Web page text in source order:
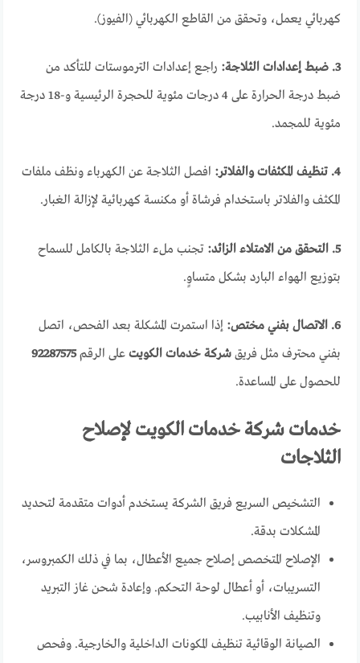
كهربائي يعمل، وتحقق من القاطع الكهربائي (الفيوز).
3. ضبط إعدادات الثلاجة:
راجع إعدادات الترموستات للتأكد من
ضبط درجة الحرارة على 4 درجات مئوية للحجرة الرئيسية و-18 درجة
مئوية للمجمد.
4. تنظيف المكثفات والفلاتر:
افصل الثلاجة عن الكهرباء ونظف ملفات
المكثف والفلاتر باستخدام فرشاة أو مكنسة كهربائية لإزالة الغبار.
5. التحقق من الامتلاء الزائد:
تجنب ملء الثلاجة بالكامل للسماح
بتوزيع الهواء البارد بشكل متساوٍ.
6. الاتصال بفني مختص:
إذا استمرت المشكلة بعد الفحص، اتصل
بفني محترف مثل فريقشركة خدمات الكويت على الرقم92287575
للحصول على المساعدة.
خدمات شركة خدمات الكويت لإصلاح
الثلاجات
التشخيص السريع فريق الشركة يستخدم أدوات متقدمة لتحديد
المشكلات بدقة.
الإصلاح المتخصص إصلاح جميع الأعطال، بما في ذلك الكمبروسر،
التسريبات، أو أعطال لوحة التحكم. وإعادة شحن غاز التبريد
وتنظيف الأنابيب.
الصيانة الوقائية تنظيف المكونات الداخلية والخارجية. وفحص